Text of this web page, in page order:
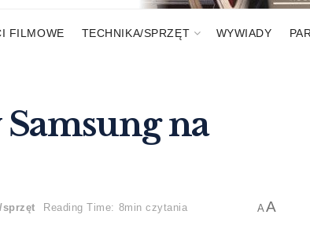
FILMOWE TECHNIKA/SPRZĘT WYWIADY
na
sprzęt Reading Time: 8min czytania AA